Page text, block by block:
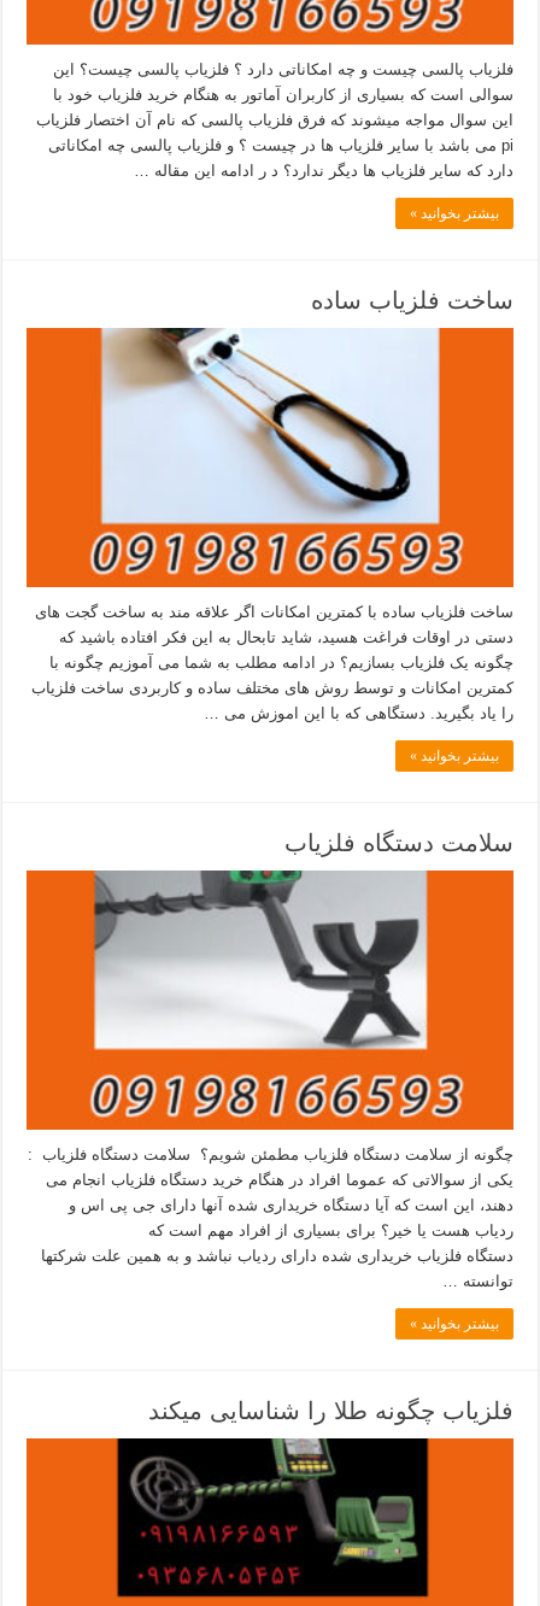
فلزیاب پالسی چیست و چه امکاناتی دارد ؟ فلزیاب پالسی چیست؟ این
سوالی است که بسیاری از کاربران آماتور به هنگام خرید فلزیاب خود با
این سوال مواجه میشوند که فرق فلزیاب پالسی که نام آن اختصار فلزیاب
pi می باشد با سایر فلزیاب ها در چیست ؟ و فلزیاب پالسی چه امکاناتی
دارد که سایر فلزیاب ها دیگر ندارد؟ د ر ادامه این مقاله …
بیشتر بخوانید »
ساخت فلزیاب ساده
ساخت فلزیاب ساده با کمترین امکانات اگر علاقه مند به ساخت گجت های
دستی در اوقات فراغت هسید، شاید تابحال به این فکر افتاده باشید که
چگونه یک فلزیاب بسازیم؟ در ادامه مطلب به شما می آموزیم چگونه با
کمترین امکانات و توسط روش های مختلف ساده و کاربردی ساخت فلزیاب
را یاد بگیرید. دستگاهی که با این اموزش می …
بیشتر بخوانید »
سلامت دستگاه فلزیاب
چگونه از سلامت دستگاه فلزیاب مطمئن شویم؟ سلامت دستگاه فلزیاب :
یکی از سوالاتی که عموما افراد در هنگام خرید دستگاه فلزیاب انجام می
دهند، این است که آیا دستگاه خریداری شده آنها دارای جی پی اس و
ردیاب هست یا خیر؟ برای بسیاری از افراد مهم است که
دستگاه فلزیاب خریداری شده دارای ردیاب نباشد و به همین علت شرکتها
توانسته …
بیشتر بخوانید »
فلزیاب چگونه طلا را شناسایی میکند